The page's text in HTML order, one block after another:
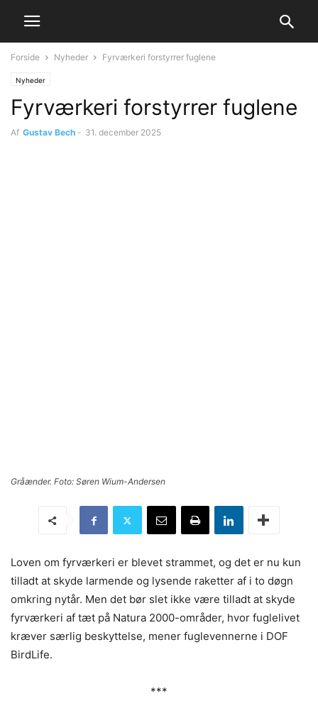
Forside Nyheder Fyrværkeri forstyrrer fuglene
Nyheder
Fyrværkeri forstyrrer fuglene
Af Gustav Bech - 31. december 2025
Gråænder. Foto: Søren Wium-Andersen
Loven om fyrværkeri er blevet strammet, og det er nu kun
tilladt at skyde larmende og lysende raketter af i to døgn
omkring nytår. Men det bør slet ikke være tilladt at skyde
fyrværkeri af tæt på Natura 2000-områder, hvor fuglelivet
kræver særlig beskyttelse, mener fuglevennerne i DOF
BirdLife.
***